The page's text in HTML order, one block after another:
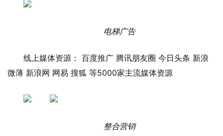
电梯广告
线上媒体资源： 百度推广 腾讯朋友圈 今日头条 新浪
微薄 新浪网 网易 搜狐 等5000家主流媒体资源
整合营销